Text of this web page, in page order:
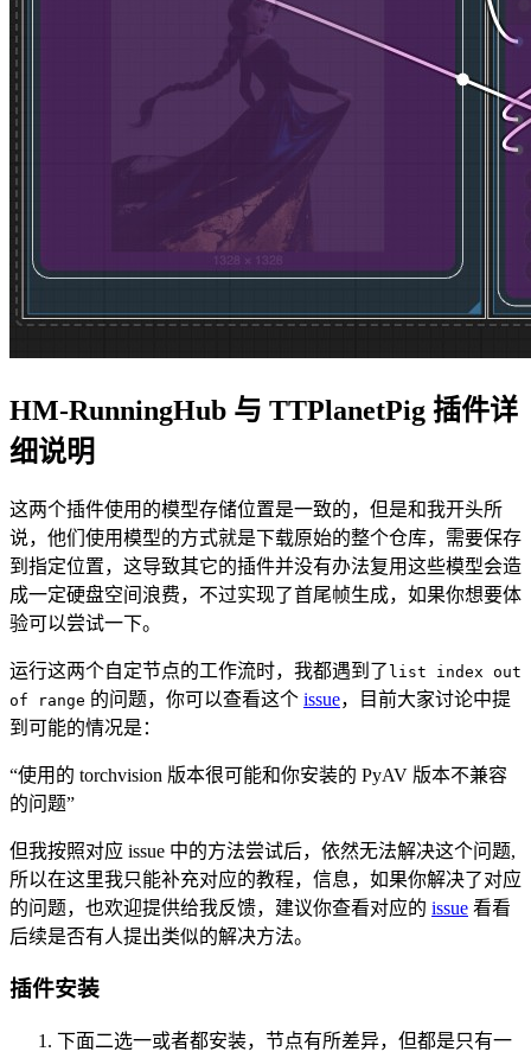
HM-RunningHub 与 TTPlanetPig 插件详
细说明
这两个插件使用的模型存储位置是一致的，但是和我开头所
说，他们使用模型的方式就是下载原始的整个仓库，需要保存
到指定位置，这导致其它的插件并没有办法复用这些模型会造
成一定硬盘空间浪费，不过实现了首尾帧生成，如果你想要体
验可以尝试一下。
运行这两个自定节点的工作流时，我都遇到了 list index out
of range 的问题，你可以查看这个 issue，目前大家讨论中提
到可能的情况是：
“使用的 torchvision 版本很可能和你安装的 PyAV 版本不兼容
的问题”
但我按照对应 issue 中的方法尝试后，依然无法解决这个问题,
所以在这里我只能补充对应的教程，信息，如果你解决了对应
的问题，也欢迎提供给我反馈，建议你查看对应的 issue 看看
后续是否有人提出类似的解决方法。
插件安装
下面二选一或者都安装，节点有所差异，但都是只有一